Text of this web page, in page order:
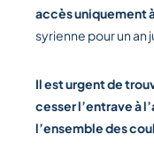
accès uniquement
syrienne pour un an
Il est urgent de
cesser l’entrave à
l’ensemble des